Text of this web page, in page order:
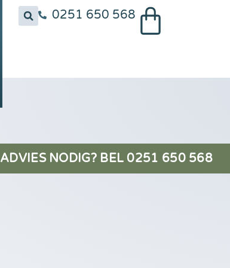
0251 650 568
ADVIES NODIG? BEL 0251 650 568